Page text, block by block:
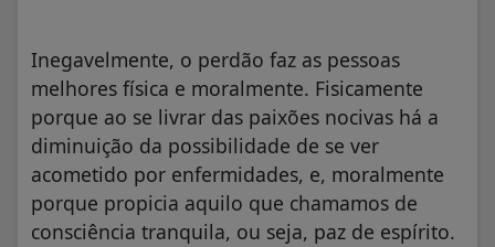
Inegavelmente, o perdão faz as pessoas
melhores física e moralmente. Fisicamente
porque ao se livrar das paixões nocivas há a
diminuição da possibilidade de se ver
acometido por enfermidades, e, moralmente
porque propicia aquilo que chamamos de
consciência tranquila, ou seja, paz de espírito.